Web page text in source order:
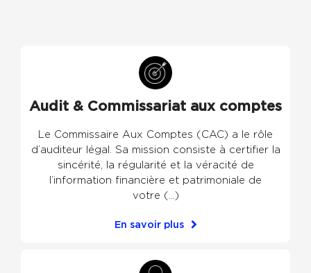
Audit & Commissariat aux comptes
Le Commissaire Aux Comptes (CAC) a le rôle
d’auditeur légal. Sa mission consiste à certifier la
sincérité, la régularité et la véracité de
l’information financière et patrimoniale de
votre (...)
En savoir plus